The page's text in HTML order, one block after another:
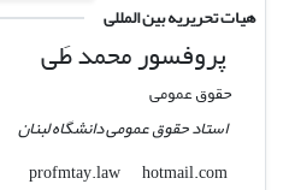
هیات تحریریه بین المللی
پروفسور محمد طَی
حقوق عمومی
استاد حقوق عمومی دانشگاه لبنان
profmtay.law
hotmail.com